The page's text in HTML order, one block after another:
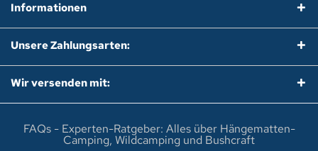
Informationen
Unsere Zahlungsarten:
Wir versenden mit:
FAQs - Experten-Ratgeber: Alles über Hängematten-
Camping, Wildcamping und Bushcraft